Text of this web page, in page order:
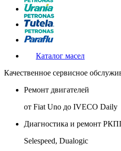
Каталог масел
Качественное сервисное
Ремонт двигателей
от Fiat Uno до IVECO Daily
Диагностика и ремонт
Selespeed, Dualogic